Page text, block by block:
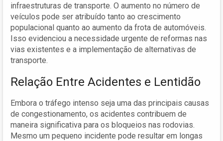
infraestruturas de transporte. O aumento no número de
veículos pode ser atribuído tanto ao crescimento
populacional quanto ao aumento da frota de automóveis.
Isso evidenciou a necessidade urgente de reformas nas
vias existentes e a implementação de alternativas de
transporte.
Relação Entre Acidentes e Lentidão
Embora o tráfego intenso seja uma das principais causas
de congestionamento, os acidentes contribuem de
maneira significativa para os bloqueios nas rodovias.
Mesmo um pequeno incidente pode resultar em longas